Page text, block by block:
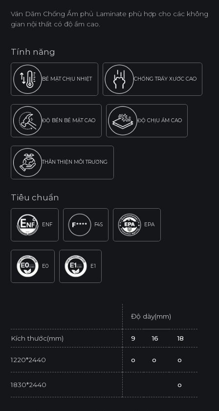
Ván Dăm Chống Ẩm phủ Laminate phù hợp cho các không
gian nội thất có độ ẩm cao.
Tính năng
BỀ MẶT CHỊU NHIỆT CHỐNG TRẦY XƯỚC CAO
ĐỘ BỀN BỀ MẶT CAO ĐỘ CHỊU ẨM CAO
THÂN THIỆN MÔI TRƯỜNG
Tiêu chuẩn
ENF F4S EPA
E0 E1
Độ dày(mm)
Kích thước(mm) 9 16 18
1220*2440 o o o
1830*2440 o